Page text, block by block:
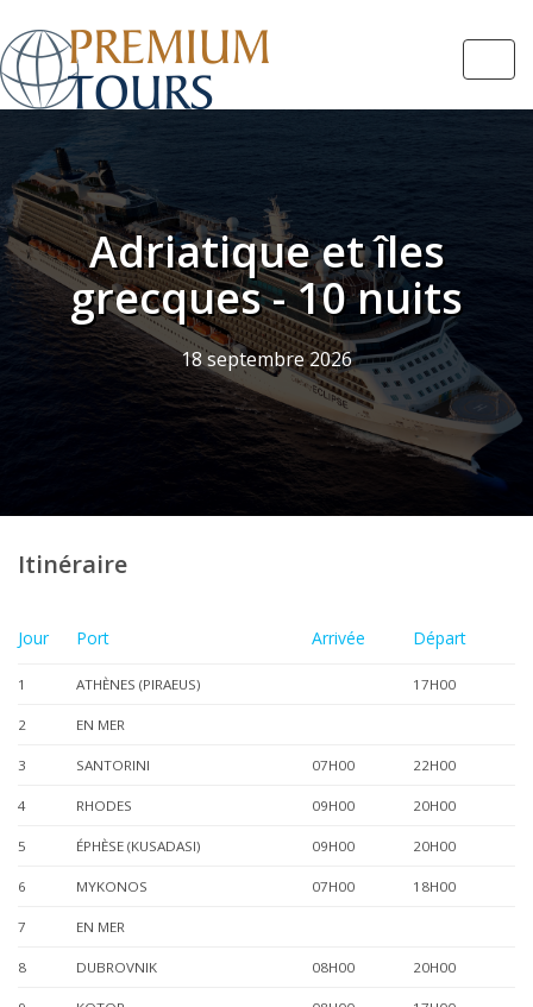
Adriatique et îles
grecques - 10 nuits
18 septembre 2026
Itinéraire
Jour Port Arrivée Départ
1 ATHÈNES (PIRAEUS) 17H00
2 EN MER
3 SANTORINI 07H00 22H00
4 RHODES 09H00 20H00
5 ÉPHÈSE (KUSADASI) 09H00 20H00
6 MYKONOS 07H00 18H00
7 EN MER
8 DUBROVNIK 08H00 20H00